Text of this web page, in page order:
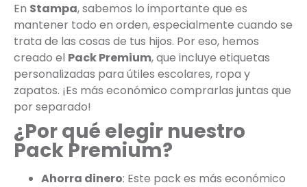
En Stampa, sabemos lo importante que es
mantener todo en orden, especialmente cuando se
trata de las cosas de tus hijos. Por eso, hemos
creado el Pack Premium, que incluye etiquetas
personalizadas para útiles escolares, ropa y
zapatos. ¡Es más económico comprarlas juntas que
por separado!
¿Por qué elegir nuestro
Pack Premium?
Ahorra dinero: Este pack es más económico